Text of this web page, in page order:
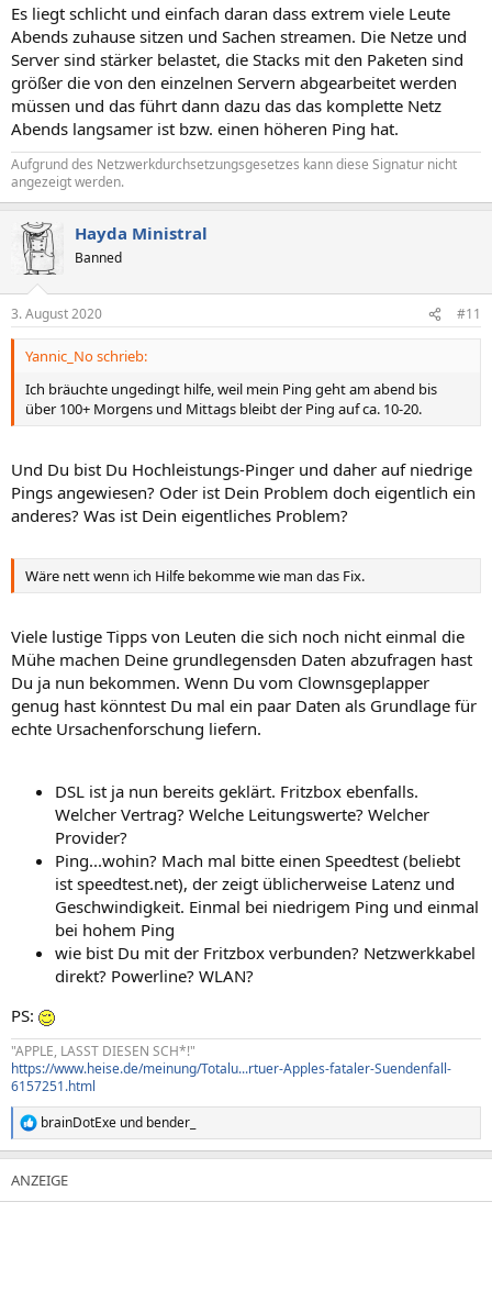
:
Es liegt schlicht und einfach daran dass extrem viele Leute
Abends zuhause sitzen und Sachen streamen. Die Netze und
Server sind stärker belastet, die Stacks mit den Paketen sind
größer die von den einzelnen Servern abgearbeitet werden
müssen und das führt dann dazu das das komplette Netz
Abends langsamer ist bzw. einen höheren Ping hat.
Aufgrund des Netzwerkdurchsetzungsgesetzes kann diese Signatur nicht
angezeigt werden.
Hayda Ministral
Banned
3. August 2020 #11
Yannic_No schrieb:
Ich bräuchte ungedingt hilfe, weil mein Ping geht am abend bis
über 100+ Morgens und Mittags bleibt der Ping auf ca. 10-20.
Und Du bist Du Hochleistungs-Pinger und daher auf niedrige
Pings angewiesen? Oder ist Dein Problem doch eigentlich ein
anderes? Was ist Dein eigentliches Problem?
Wäre nett wenn ich Hilfe bekomme wie man das Fix.
Viele lustige Tipps von Leuten die sich noch nicht einmal die
Mühe machen Deine grundlegensden Daten abzufragen hast
Du ja nun bekommen. Wenn Du vom Clownsgeplapper
genug hast könntest Du mal ein paar Daten als Grundlage für
echte Ursachenforschung liefern.
DSL ist ja nun bereits geklärt. Fritzbox ebenfalls.
Welcher Vertrag? Welche Leitungswerte? Welcher
Provider?
Ping...wohin? Mach mal bitte einen Speedtest (beliebt
ist speedtest.net), der zeigt üblicherweise Latenz und
Geschwindigkeit. Einmal bei niedrigem Ping und einmal
bei hohem Ping
wie bist Du mit der Fritzbox verbunden? Netzwerkkabel
direkt? Powerline? WLAN?
PS:
"APPLE, LASST DIESEN SCH*!"
https://www.heise.de/meinung/Totalu...rtuer-Apples-fataler-Suendenfall-
6157251.html
R
e
a
k
t
brainDotExe und bender_